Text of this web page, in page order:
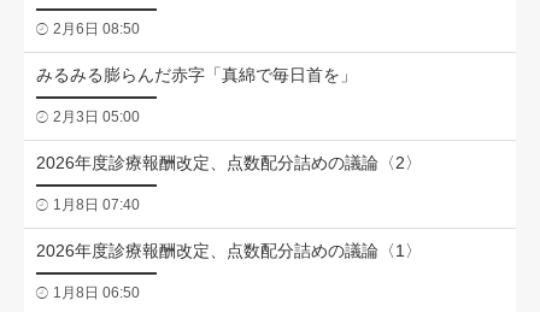
2月6日 08:50
みるみる膨らんだ赤字「真綿で毎日首を」
2月3日 05:00
2026年度診療報酬改定、点数配分詰めの議論〈2〉
1月8日 07:40
2026年度診療報酬改定、点数配分詰めの議論〈1〉
1月8日 06:50